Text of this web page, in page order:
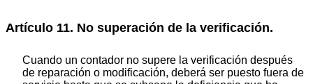
Artículo 11. No superación de la verificación.
Cuando un contador no supere la verificación después
de reparación o modificación, deberá ser puesto fuera de